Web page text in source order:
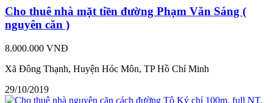
Cho thuê nhà mặt tiền đường Phạm Văn Sáng (
nguyên căn )
8.000.000 VNĐ
Xã Đông Thạnh, Huyện Hóc Môn, TP Hồ Chí Minh
29/10/2019